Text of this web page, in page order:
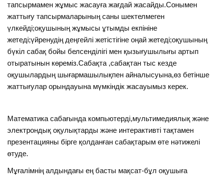
тапсырмамен жұмыс жасауға жағдай жасайды.Сонымен
жаттығу тапсырмаларының саны шектелмеген
үлкейді;оқушының жұмысы ұтымды екпініне
жетеді;үйренудің деңгейлі жетістігіне оңай жетеді;оқушының
бүкіл сабақ бойы белсенділігі мен қызығушылығы артып
отыратынын көреміз.Сабақта ,сабақтан тыс кезде
оқушылардың шығармашылықпен айналысуына,өз бетінше
жаттығулар орындауына мүмкіндік жасауымыз керек.
Математика сабағында компьютерді,мультимедиялық және
электрондық оқулықтарды және интерактивті тақтамен
презентацияны бірге қолданған сабақтарым өте нәтижелі
өтуде.
Мұғалімнің алдындағы ең басты мақсат-бұл оқушыға